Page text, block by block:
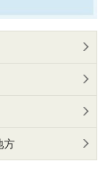
方